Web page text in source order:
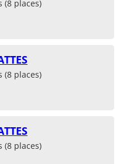
(8 places)
(8 places)
(8 places)